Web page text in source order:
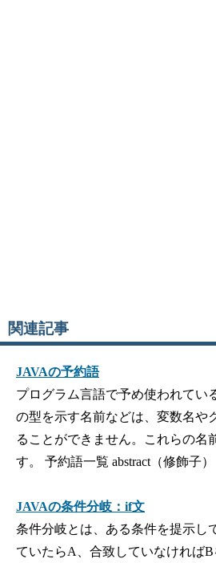
関連記事
JAVAの予約語
プログラム言語で予め使われてい
の型を示す名前などは、変数名や
ることができません。これらの名
す。 予約語一覧 abstract（修飾子
JAVAの条件分岐：if文
条件分岐とは、ある条件を提示し
ていたらA、合致していなければ